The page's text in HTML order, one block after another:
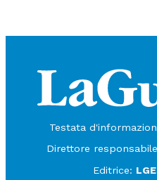
Testata
Direttore
Editrice: